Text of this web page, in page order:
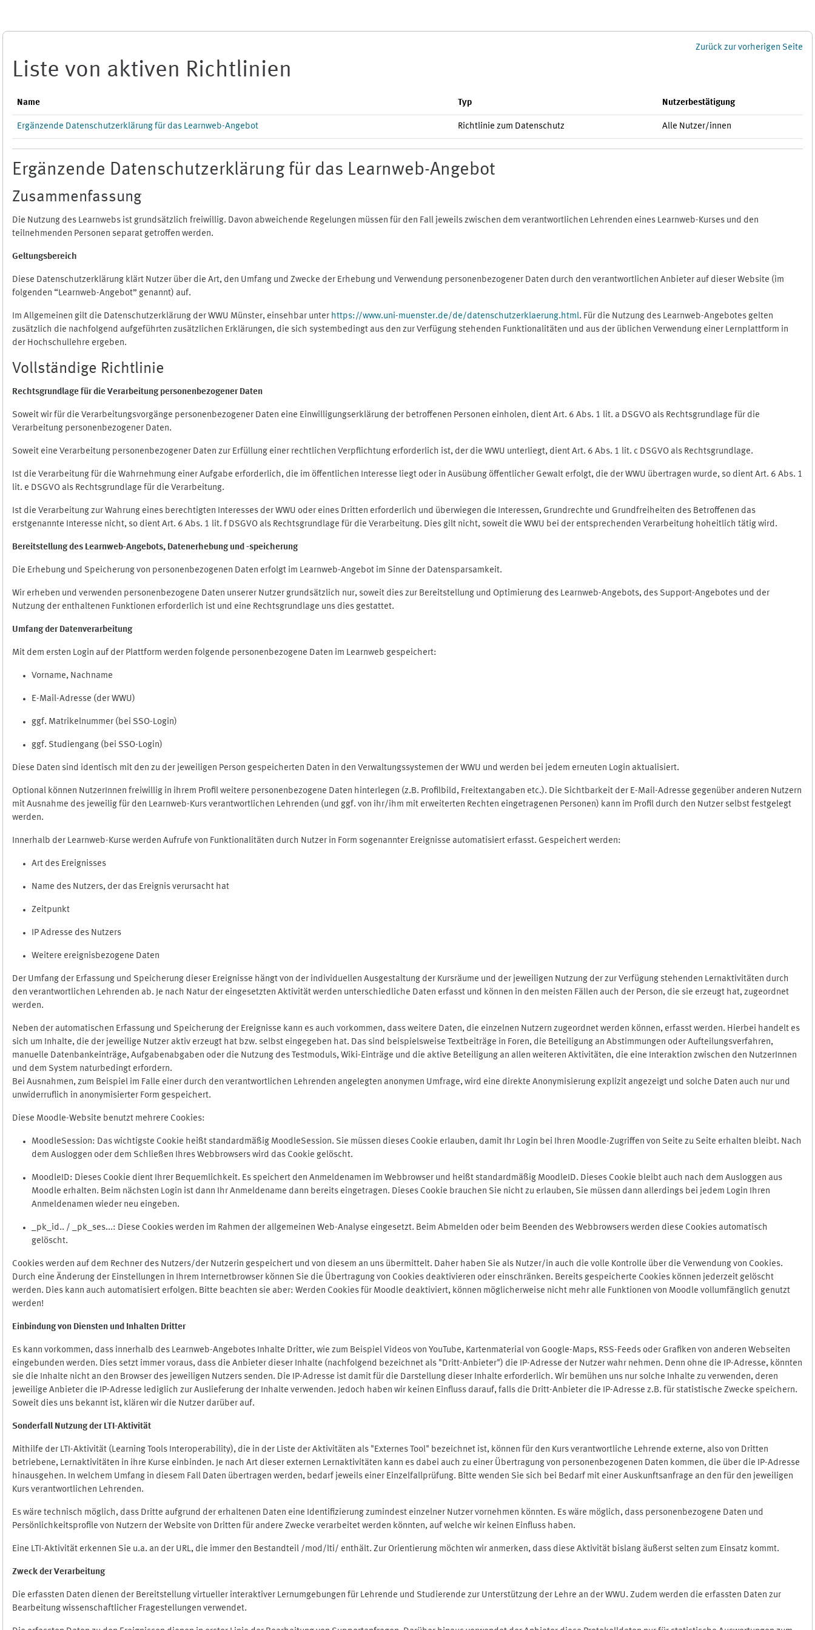
Zurück zur vorherigen Seite
Liste von aktiven Richtlinien
Name Typ Nutzerbestätigung
Ergänzende Datenschutzerklärung für das Learnweb-Angebot Richtlinie zum Datenschutz Alle Nutzer/innen
Ergänzende Datenschutzerklärung für das Learnweb-Angebot
Zusammenfassung
Die Nutzung des Learnwebs ist grundsätzlich freiwillig. Davon abweichende Regelungen müssen für den Fall jeweils zwischen dem verantwortlichen Lehrenden eines Learnweb-Kurses und den
teilnehmenden Personen separat getroffen werden.
Geltungsbereich
Diese Datenschutzerklärung klärt Nutzer über die Art, den Umfang und Zwecke der Erhebung und Verwendung personenbezogener Daten durch den verantwortlichen Anbieter auf dieser Website (im
folgenden “Learnweb-Angebot” genannt) auf.
Im Allgemeinen gilt die Datenschutzerklärung der WWU Münster, einsehbar unter https://www.uni-muenster.de/de/datenschutzerklaerung.html. Für die Nutzung des Learnweb-Angebotes gelten
zusätzlich die nachfolgend aufgeführten zusätzlichen Erklärungen, die sich systembedingt aus den zur Verfügung stehenden Funktionalitäten und aus der üblichen Verwendung einer Lernplattform in
der Hochschullehre ergeben.
Vollständige Richtlinie
Rechtsgrundlage für die Verarbeitung personenbezogener Daten
Soweit wir für die Verarbeitungsvorgänge personenbezogener Daten eine Einwilligungserklärung der betroffenen Personen einholen, dient Art. 6 Abs. 1 lit. a DSGVO als Rechtsgrundlage für die
Verarbeitung personenbezogener Daten.
Soweit eine Verarbeitung personenbezogener Daten zur Erfüllung einer rechtlichen Verpflichtung erforderlich ist, der die WWU unterliegt, dient Art. 6 Abs. 1 lit. c DSGVO als Rechtsgrundlage.
Ist die Verarbeitung für die Wahrnehmung einer Aufgabe erforderlich, die im öffentlichen Interesse liegt oder in Ausübung öffentlicher Gewalt erfolgt, die der WWU übertragen wurde, so dient Art. 6 Abs. 1
lit. e DSGVO als Rechtsgrundlage für die Verarbeitung.
Ist die Verarbeitung zur Wahrung eines berechtigten Interesses der WWU oder eines Dritten erforderlich und überwiegen die Interessen, Grundrechte und Grundfreiheiten des Betroffenen das
erstgenannte Interesse nicht, so dient Art. 6 Abs. 1 lit. f DSGVO als Rechtsgrundlage für die Verarbeitung. Dies gilt nicht, soweit die WWU bei der entsprechenden Verarbeitung hoheitlich tätig wird.
Bereitstellung des Learnweb-Angebots, Datenerhebung und -speicherung
Die Erhebung und Speicherung von personenbezogenen Daten erfolgt im Learnweb-Angebot im Sinne der Datensparsamkeit.
Wir erheben und verwenden personenbezogene Daten unserer Nutzer grundsätzlich nur, soweit dies zur Bereitstellung und Optimierung des Learnweb-Angebots, des Support-Angebotes und der
Nutzung der enthaltenen Funktionen erforderlich ist und eine Rechtsgrundlage uns dies gestattet.
Umfang der Datenverarbeitung
Mit dem ersten Login auf der Plattform werden folgende personenbezogene Daten im Learnweb gespeichert:
Vorname, Nachname
E-Mail-Adresse (der WWU)
ggf. Matrikelnummer (bei SSO-Login)
ggf. Studiengang (bei SSO-Login)
Diese Daten sind identisch mit den zu der jeweiligen Person gespeicherten Daten in den Verwaltungssystemen der WWU und werden bei jedem erneuten Login aktualisiert.
Optional können NutzerInnen freiwillig in ihrem Profil weitere personenbezogene Daten hinterlegen (z.B. Profilbild, Freitextangaben etc.). Die Sichtbarkeit der E-Mail-Adresse gegenüber anderen Nutzern
mit Ausnahme des jeweilig für den Learnweb-Kurs verantwortlichen Lehrenden (und ggf. von ihr/ihm mit erweiterten Rechten eingetragenen Personen) kann im Profil durch den Nutzer selbst festgelegt
werden.
Innerhalb der Learnweb-Kurse werden Aufrufe von Funktionalitäten durch Nutzer in Form sogenannter Ereignisse automatisiert erfasst. Gespeichert werden:
Art des Ereignisses
Name des Nutzers, der das Ereignis verursacht hat
Zeitpunkt
IP Adresse des Nutzers
Weitere ereignisbezogene Daten
Der Umfang der Erfassung und Speicherung dieser Ereignisse hängt von der individuellen Ausgestaltung der Kursräume und der jeweiligen Nutzung der zur Verfügung stehenden Lernaktivitäten durch
den verantwortlichen Lehrenden ab. Je nach Natur der eingesetzten Aktivität werden unterschiedliche Daten erfasst und können in den meisten Fällen auch der Person, die sie erzeugt hat, zugeordnet
werden.
Neben der automatischen Erfassung und Speicherung der Ereignisse kann es auch vorkommen, dass weitere Daten, die einzelnen Nutzern zugeordnet werden können, erfasst werden. Hierbei handelt es
sich um Inhalte, die der jeweilige Nutzer aktiv erzeugt hat bzw. selbst eingegeben hat. Das sind beispielsweise Textbeiträge in Foren, die Beteiligung an Abstimmungen oder Aufteilungsverfahren,
manuelle Datenbankeinträge, Aufgabenabgaben oder die Nutzung des Testmoduls, Wiki-Einträge und die aktive Beteiligung an allen weiteren Aktivitäten, die eine Interaktion zwischen den NutzerInnen
und dem System naturbedingt erfordern.
Bei Ausnahmen, zum Beispiel im Falle einer durch den verantwortlichen Lehrenden angelegten anonymen Umfrage, wird eine direkte Anonymisierung explizit angezeigt und solche Daten auch nur und
unwiderruflich in anonymisierter Form gespeichert.
Diese Moodle-Website benutzt mehrere Cookies:
MoodleSession: Das wichtigste Cookie heißt standardmäßig MoodleSession. Sie müssen dieses Cookie erlauben, damit Ihr Login bei Ihren Moodle-Zugriffen von Seite zu Seite erhalten bleibt. Nach
dem Ausloggen oder dem Schließen Ihres Webbrowsers wird das Cookie gelöscht.
MoodleID: Dieses Cookie dient Ihrer Bequemlichkeit. Es speichert den Anmeldenamen im Webbrowser und heißt standardmäßig MoodleID. Dieses Cookie bleibt auch nach dem Ausloggen aus
Moodle erhalten. Beim nächsten Login ist dann Ihr Anmeldename dann bereits eingetragen. Dieses Cookie brauchen Sie nicht zu erlauben, Sie müssen dann allerdings bei jedem Login Ihren
Anmeldenamen wieder neu eingeben.
_pk_id.. / _pk_ses...: Diese Cookies werden im Rahmen der allgemeinen Web-Analyse eingesetzt. Beim Abmelden oder beim Beenden des Webbrowsers werden diese Cookies automatisch
gelöscht.
Cookies werden auf dem Rechner des Nutzers/der Nutzerin gespeichert und von diesem an uns übermittelt. Daher haben Sie als Nutzer/in auch die volle Kontrolle über die Verwendung von Cookies.
Durch eine Änderung der Einstellungen in Ihrem Internetbrowser können Sie die Übertragung von Cookies deaktivieren oder einschränken. Bereits gespeicherte Cookies können jederzeit gelöscht
werden. Dies kann auch automatisiert erfolgen. Bitte beachten sie aber: Werden Cookies für Moodle deaktiviert, können möglicherweise nicht mehr alle Funktionen von Moodle vollumfänglich genutzt
werden!
Einbindung von Diensten und Inhalten Dritter
Es kann vorkommen, dass innerhalb des Learnweb-Angebotes Inhalte Dritter, wie zum Beispiel Videos von YouTube, Kartenmaterial von Google-Maps, RSS-Feeds oder Grafiken von anderen Webseiten
eingebunden werden. Dies setzt immer voraus, dass die Anbieter dieser Inhalte (nachfolgend bezeichnet als "Dritt-Anbieter") die IP-Adresse der Nutzer wahr nehmen. Denn ohne die IP-Adresse, könnten
sie die Inhalte nicht an den Browser des jeweiligen Nutzers senden. Die IP-Adresse ist damit für die Darstellung dieser Inhalte erforderlich. Wir bemühen uns nur solche Inhalte zu verwenden, deren
jeweilige Anbieter die IP-Adresse lediglich zur Auslieferung der Inhalte verwenden. Jedoch haben wir keinen Einfluss darauf, falls die Dritt-Anbieter die IP-Adresse z.B. für statistische Zwecke speichern.
Soweit dies uns bekannt ist, klären wir die Nutzer darüber auf.
Sonderfall Nutzung der LTI-Aktivität
Mithilfe der LTI-Aktivität (Learning Tools Interoperability), die in der Liste der Aktivitäten als "Externes Tool" bezeichnet ist, können für den Kurs verantwortliche Lehrende externe, also von Dritten
betriebene, Lernaktivitäten in ihre Kurse einbinden. Je nach Art dieser externen Lernaktivitäten kann es dabei auch zu einer Übertragung von personenbezogenen Daten kommen, die über die IP-Adresse
hinausgehen. In welchem Umfang in diesem Fall Daten übertragen werden, bedarf jeweils einer Einzelfallprüfung. Bitte wenden Sie sich bei Bedarf mit einer Auskunftsanfrage an den für den jeweiligen
Kurs verantwortlichen Lehrenden.
Es wäre technisch möglich, dass Dritte aufgrund der erhaltenen Daten eine Identifizierung zumindest einzelner Nutzer vornehmen könnten. Es wäre möglich, dass personenbezogene Daten und
Persönlichkeitsprofile von Nutzern der Website von Dritten für andere Zwecke verarbeitet werden könnten, auf welche wir keinen Einfluss haben.
Eine LTI-Aktivität erkennen Sie u.a. an der URL, die immer den Bestandteil /mod/lti/ enthält. Zur Orientierung möchten wir anmerken, dass diese Aktivität bislang äußerst selten zum Einsatz kommt.
Zweck der Verarbeitung
Die erfassten Daten dienen der Bereitstellung virtueller interaktiver Lernumgebungen für Lehrende und Studierende zur Unterstützung der Lehre an der WWU. Zudem werden die erfassten Daten zur
Bearbeitung wissenschaftlicher Fragestellungen verwendet.